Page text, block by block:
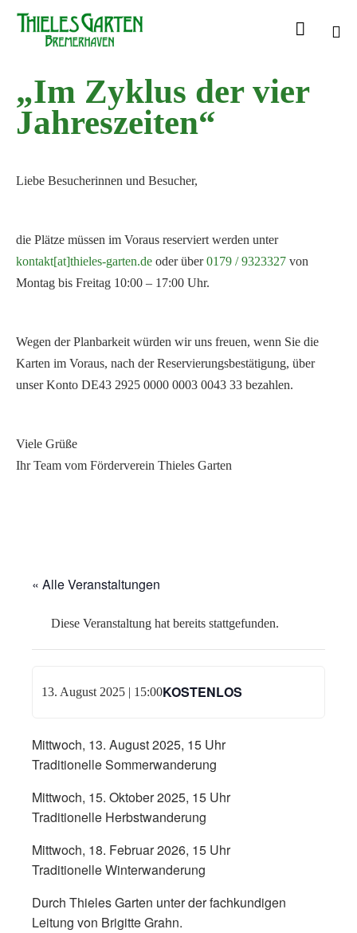

„Im Zyklus der vier
Jahreszeiten“
Liebe Besucherinnen und Besucher,
die Plätze müssen im Voraus reserviert werden unter
kontakt[at]thieles-garten.de oder über0179 / 9323327 von
Montag bis Freitag 10:00 – 17:00 Uhr.
Wegen der Planbarkeit würden wir uns freuen, wenn Sie die
Karten im Voraus, nach der Reservierungsbestätigung, über
unser Konto DE43 2925 0000 0003 0043 33 bezahlen.
Viele Grüße
Ihr Team vom Förderverein Thieles Garten
« Alle Veranstaltungen
Diese Veranstaltung hat bereits stattgefunden.
13. August 2025 | 15:00KOSTENLOS
Mittwoch, 13. August 2025, 15 Uhr
Traditionelle Sommerwanderung
Mittwoch, 15. Oktober 2025, 15 Uhr
Traditionelle Herbstwanderung
Mittwoch, 18. Februar 2026, 15 Uhr
Traditionelle Winterwanderung
Durch Thieles Garten unter der fachkundigen
Leitung von Brigitte Grahn.